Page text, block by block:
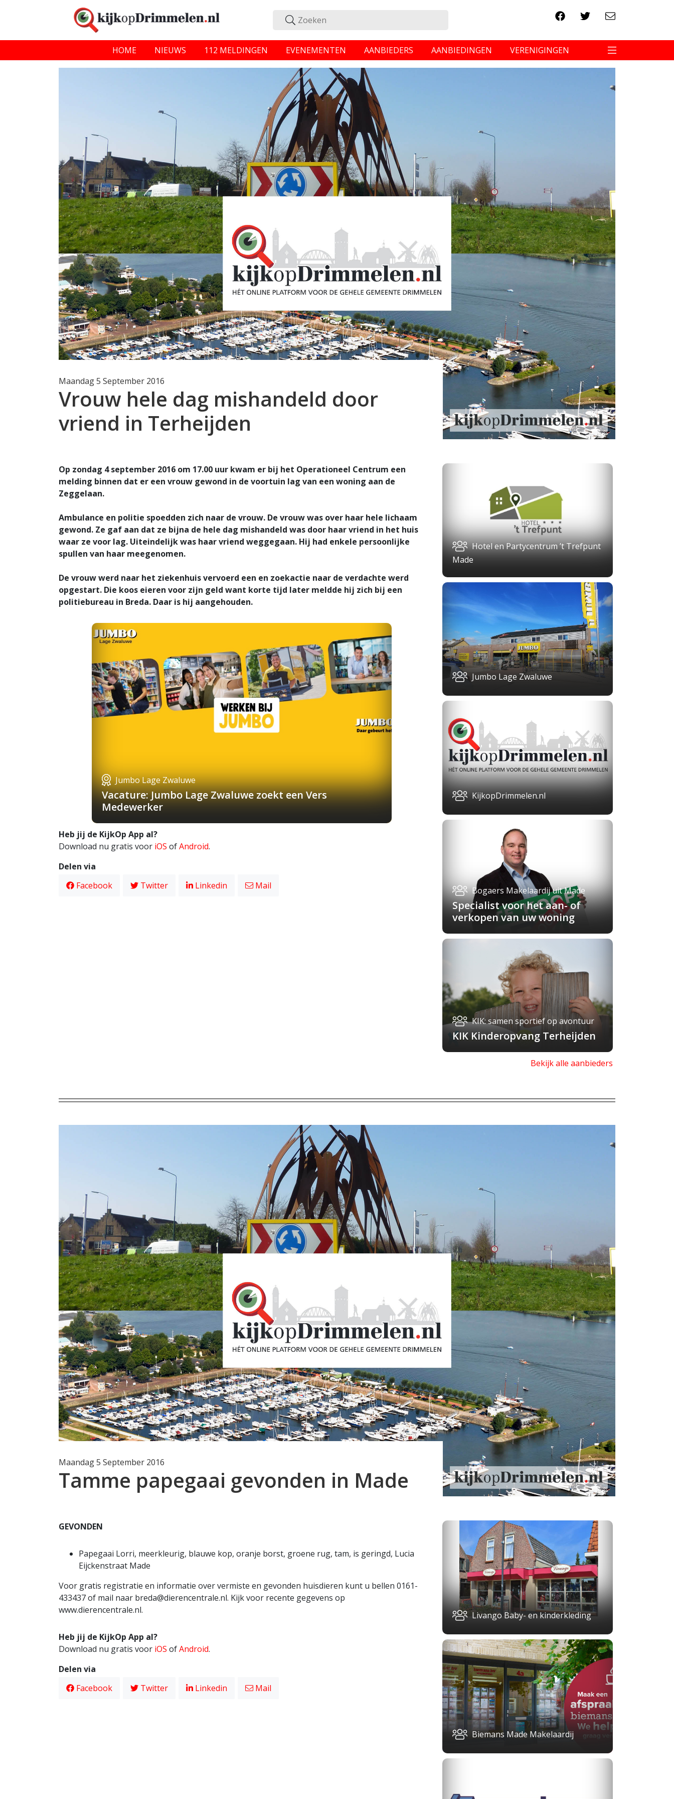
HOME NIEUWS 112 MELDINGEN EVENEMENTEN AANBIEDERS AANBIEDINGEN VERENIGINGEN
Maandag 5 September 2016
Vrouw hele dag mishandeld door
vriend in Terheijden
Op zondag 4 september 2016 om 17.00 uur kwam er bij het Operationeel Centrum een
melding binnen dat er een vrouw gewond in de voortuin lag van een woning aan de
Zeggelaan.
Ambulance en politie spoedden zich naar de vrouw. De vrouw was over haar hele lichaam
gewond. Ze gaf aan dat ze bijna de hele dag mishandeld was door haar vriend in het huis
waar ze voor lag. Uiteindelijk was haar vriend weggegaan. Hij had enkele persoonlijke
spullen van haar meegenomen.
De vrouw werd naar het ziekenhuis vervoerd een en zoekactie naar de verdachte werd
opgestart. Die koos eieren voor zijn geld want korte tijd later meldde hij zich bij een
politiebureau in Breda. Daar is hij aangehouden.
Jumbo Lage Zwaluwe
Vacature: Jumbo Lage Zwaluwe zoekt een Vers
Medewerker
Heb jij de KijkOp App al?
Download nu gratis voor iOS ofAndroid.
Delen via
Facebook
Twitter Linkedin Mail
Hotel en Partycentrum ’t Trefpunt
Made
Jumbo Lage Zwaluwe
KijkopDrimmelen.nl
Bogaers Makelaardij uit Made
Specialist voor het aan- of
verkopen van uw woning
KIK: samen sportief op avontuur
KIK Kinderopvang Terheijden
Bekijk alle aanbieders
Maandag 5 September 2016
Tamme papegaai gevonden in Made
GEVONDEN
Papegaai Lorri, meerkleurig, blauwe kop, oranje borst, groene rug, tam, is geringd, Lucia
Eijckenstraat Made
Voor gratis registratie en informatie over vermiste en gevonden huisdieren kunt u bellen 0161-
433437 of mail naar breda@dierencentrale.nl. Kijk voor recente gegevens op
www.dierencentrale.nl.
Heb jij de KijkOp App al?
Download nu gratis voor iOS ofAndroid.
Delen via
Facebook
Twitter Linkedin Mail
Livango Baby- en kinderkleding
Biemans Made Makelaardij